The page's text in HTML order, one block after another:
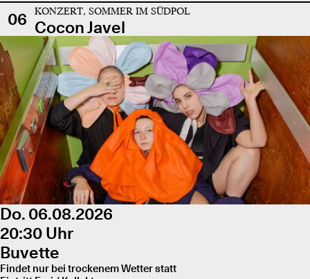
06 KONZERT, SOMMER IM SÜDPOL
Cocon Javel
Do. 06.08.2026
20:30 Uhr
Buvette
Findet nur bei trockenem Wetter statt